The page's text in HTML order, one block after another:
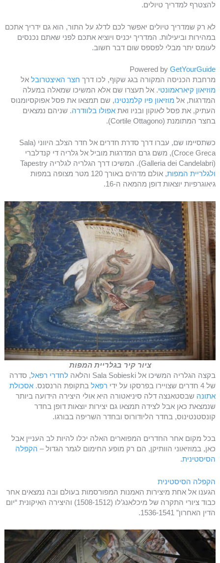
להצטרף למדריך טיולים.
לא רק שמדריך טיולים יאפשר לכם לדלג על התור, הוא גם ידריך אתכם
במהירות וביעילות. המדריך יכניס ויוציא אתכם לפני שאתם נכנסים
לעומס יתר מבלי לפספס שום דבר חשוב.
Powered byGetYourGuide
מרחבת הכניסה המקורה בגג שקוף, לכו דרך חצר האיצטרובלאל
מוזיאון קיאראמונטי. אל תעצרו שם אלא המשיכו שמאלה במעלה
המדרגות, אל מוזיאון פיו קלמנטינו, שם תמצאו את פסל אפוקסיומנוס
העתיק, את פסל לאוקון ובניו ואת אפולו בלוודרה. שניהם נמצאים
בחצר המתומנת (Cortile Ottagono).
כשתסיימו שם, עברו דרך סדרת חדרים אל חדר הצלב היווני (Sala
Croce Greca), משם גרם המדרגות מוביל אל גלריה די קנדלברי
(Galleria dei Candelabri). המשיכו דרך הגלריה לגלריה Tapestry
ולגלריית המפות
, אולם מדהים באורך 120 מטר מצופה במפות
גיאוגרפיות יוצאות דופן מהמאה ה-16.
ציור קיר בגלריית המפות
בקצה הגלריה המשיכו אל Sala Sobieski והלאה
לחדרי רפאל, סדרה
של 4 חדרים שצויירו בפרסקו על ידי
רפאלבתקופת הרנסנס. אסכולת
אתונה שבסטאנצה דלה סיניאטורה היא אולי היצירה הידועה ביותר
שנמצאת כאן אבל לצידה תמצאו גם יצירות יוצאות דופן בחדר
קונסטנטינוס, בחדר הליודורוס ובחדר השריפה בבורגו.
בכל מקום אחר החדרים המפוארים האלה יכלו להיות לב העניין אבל
כאן, במוזיאוני הוותיקן, הם רק מופע החימום לגמר הגדול – הקפלה
הסיסטינית.
הקפלה הסיסטינית
הגענו אל אחת מיצירות האמנות המפורסמות בעולם ובה נמצאים אחר
כבוד ציורי התקרה של מיכלאנג’לו (1508-1512) והיצירה האיקונית “יום
הדין האחרון” 1536-1541.